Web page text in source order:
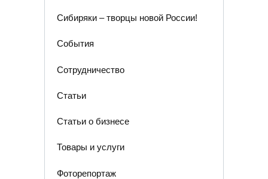
Сибиряки – творцы новой России!
События
Сотрудничество
Статьи
Статьи о бизнесе
Товары и услуги
Фоторепортаж